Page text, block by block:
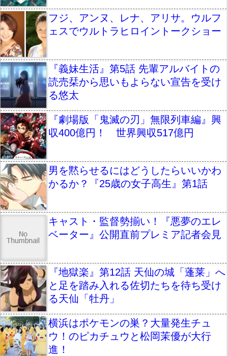
フジ、アンヌ、レナ、アリサ。ウルフ
ェスでウルトラヒロイントークショー
『義妹生活』第5話 先輩アルバイトの
読売栞から思いもよらない宣告を受け
る悠太
『劇場版「鬼滅の刃」無限列車編』興
収400億円！ 世界興収517億円
男を黙らせるにはどうしたらいいかわ
かるか？『25歳の女子高生』第1話
キャスト・監督勢揃い！『悪夢のエレ
ベーター』公開直前プレミア記者会見
『地獄楽』第12話 天仙の城「蓬莱」へ
と足を踏み入れる佐切たちを待ち受け
る天仙「牡丹」
横浜はポケモンの巣？大量発生チュ
ウ！のピカチュウと松岡茉優が大行
進！